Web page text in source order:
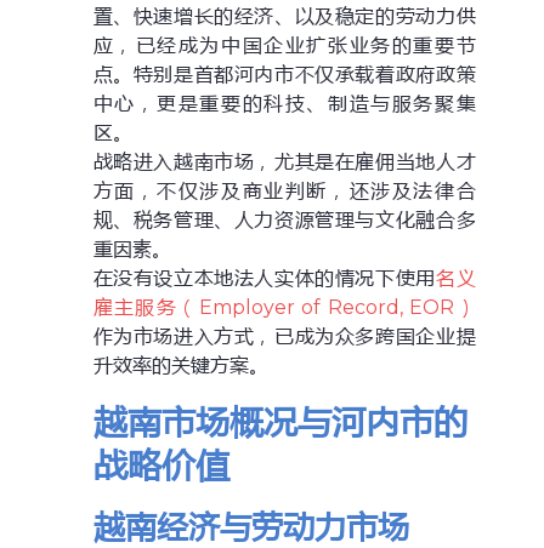
置、快速增长的经济、以及稳定的劳动力供
应，已经成为中国企业扩张业务的重要节
点。特别是首都河内市不仅承载着政府政策
中心，更是重要的科技、制造与服务聚集
区。
战略进入越南市场，尤其是在雇佣当地人才
方面，不仅涉及商业判断，还涉及法律合
规、税务管理、人力资源管理与文化融合多
重因素。
在没有设立本地法人实体的情况下使用名义
雇主服务（Employer of Record, EOR）
作为市场进入方式，已成为众多跨国企业提
升效率的关键方案。
越南市场概况与河内市的
战略价值
越南经济与劳动力市场